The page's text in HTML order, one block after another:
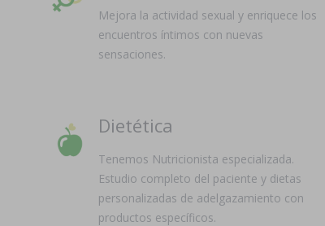
Mejora la actividad sexual y enriquece los
encuentros íntimos con nuevas
sensaciones.
Dietética
Tenemos Nutricionista especializada.
Estudio completo del paciente y dietas
personalizadas de adelgazamiento con
productos específicos.